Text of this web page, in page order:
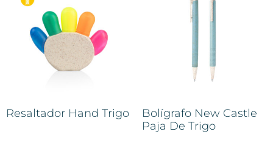
Resaltador Hand Trigo
Bolígrafo New Castle
Paja De Trigo